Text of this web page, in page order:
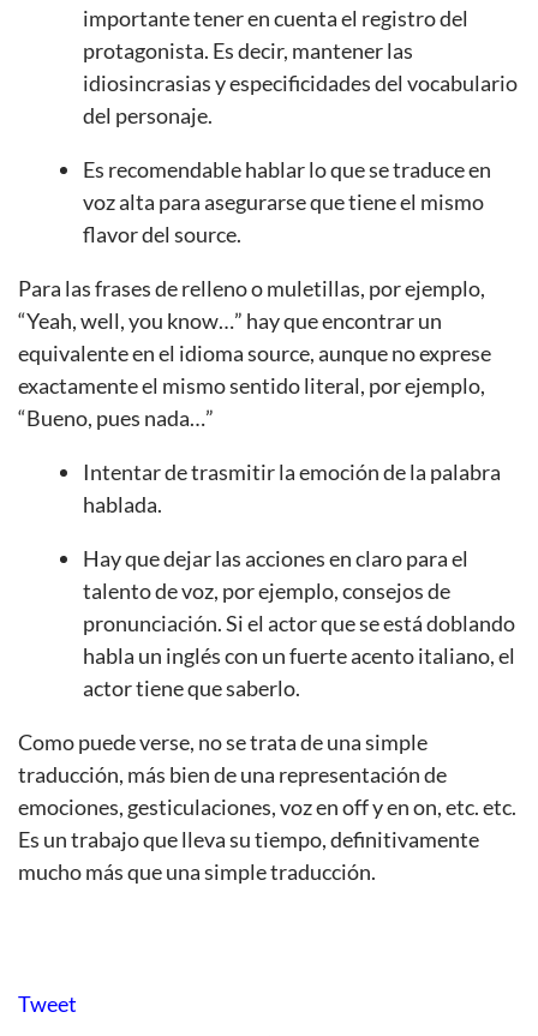
importante tener en cuenta el registro del
protagonista. Es decir, mantener las
idiosincrasias y especificidades del vocabulario
del personaje.
Es recomendable hablar lo que se traduce en
voz alta para asegurarse que tiene el mismo
flavor del source.
Para las frases de relleno o muletillas, por ejemplo,
“Yeah, well, you know…” hay que encontrar un
equivalente en el idioma source, aunque no exprese
exactamente el mismo sentido literal, por ejemplo,
“Bueno, pues nada…”
Intentar de trasmitir la emoción de la palabra
hablada.
Hay que dejar las acciones en claro para el
talento de voz, por ejemplo, consejos de
pronunciación. Si el actor que se está doblando
habla un inglés con un fuerte acento italiano, el
actor tiene que saberlo.
Como puede verse, no se trata de una simple
traducción, más bien de una representación de
emociones, gesticulaciones, voz en off y en on, etc. etc.
Es un trabajo que lleva su tiempo, definitivamente
mucho más que una simple traducción.
Tweet